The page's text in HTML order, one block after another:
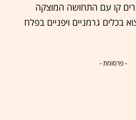
קו עם התחושה המוצקה
גרמניים ויפניים בפלח
- פרסומת -